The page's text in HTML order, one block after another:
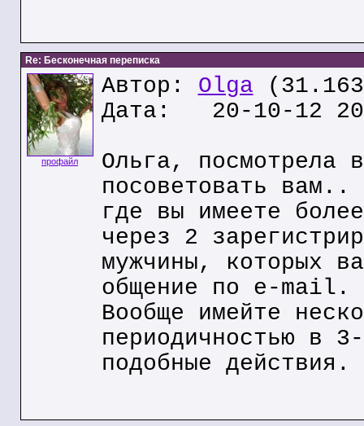
Re: Бесконечная переписка
профайл
Автор: Olga
Дата: 20-10-12
Ольга, посмотрела
посоветовать
где вы имеете
через 2
мужчины, которых
общение по e-mail.
Вообще имейте
периодичностью в
подобные действия.